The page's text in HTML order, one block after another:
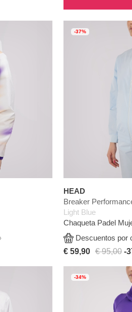
-37%
HEAD
Breaker
Light Blue
Chaqueta Padel
Descuentos por
€ 59,90 € 95,00-
-34%